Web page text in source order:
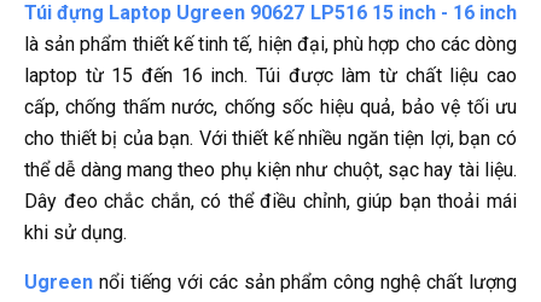
Túi đựng Laptop Ugreen 90627 LP516 15 inch - 16 inch
là sản phẩm thiết kế tinh tế, hiện đại, phù hợp cho các dòng
laptop từ 15 đến 16 inch. Túi được làm từ chất liệu cao
cấp, chống thấm nước, chống sốc hiệu quả, bảo vệ tối ưu
cho thiết bị của bạn. Với thiết kế nhiều ngăn tiện lợi, bạn có
thể dễ dàng mang theo phụ kiện như chuột, sạc hay tài liệu.
Dây đeo chắc chắn, có thể điều chỉnh, giúp bạn thoải mái
khi sử dụng.
Ugreen nổi tiếng với các sản phẩm công nghệ chất lượng